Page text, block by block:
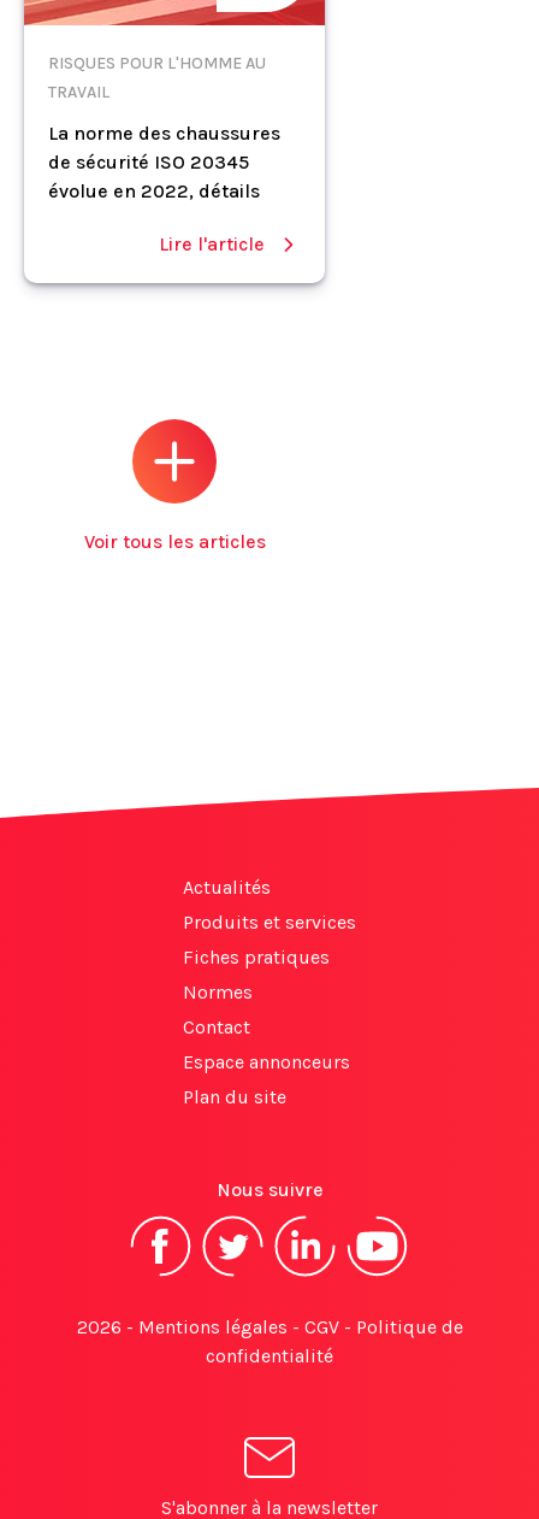
RISQUES POUR L'HOMME AU
TRAVAIL
La norme des chaussures
de sécurité ISO 20345
évolue en 2022, détails
Lire l'article
Voir tous les articles
Actualités
Produits et services
Fiches pratiques
Normes
Contact
Espace annonceurs
Plan du site
Nous suivre
2026 - Mentions légales - CGV- Politique de
confidentialité
S'abonner à la newsletter